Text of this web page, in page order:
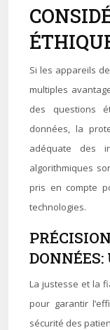
Si les appareils
multiples
des questions
données, la
adéquate des
algorithmiques
pris en compte
technologies.
La justesse et la
pour garantir
sécurité des